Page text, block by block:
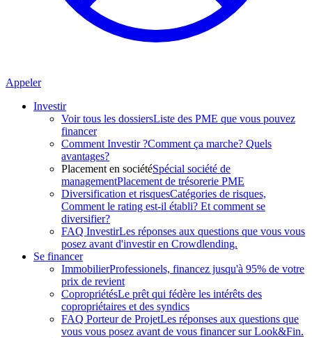
Appeler
Investir
Voir tous les dossiersListe des PME que vous pouvez
financer
Comment Investir ?Comment ça marche? Quels
avantages?
Placement en sociétéSpécial société de
managementPlacement de trésorerie PME
Diversification et risquesCatégories de risques,
Comment le rating est-il établi? Et comment se
diversifier?
FAQ InvestirLes réponses aux questions que vous vous
posez avant d'investir en Crowdlending.
Se financer
ImmobilierProfessionels, financez jusqu'à 95% de votre
prix de revient
CopropriétésLe prêt qui fédère les intérêts des
copropriétaires et des syndics
FAQ Porteur de ProjetLes réponses aux questions que
vous vous posez avant de vous financer sur Look&Fin.